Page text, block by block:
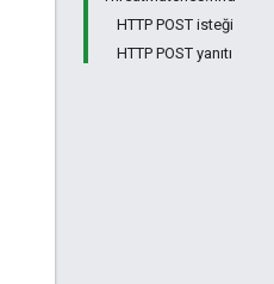
HTTP POST isteği
HTTP POST yanıtı